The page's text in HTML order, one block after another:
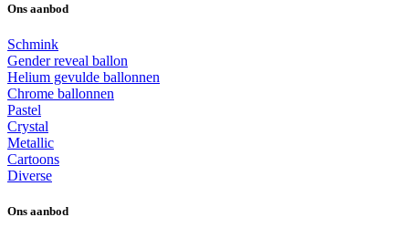
Ons aanbod
Schmink
Gender reveal ballon
Helium gevulde ballonnen
Chrome ballonnen
Pastel
Crystal
Metallic
Cartoons
Diverse
Ons aanbod